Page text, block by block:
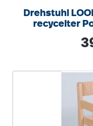
Drehstuhl
recycelter